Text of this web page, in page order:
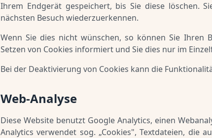
Ihrem Endgerät gespeichert, bis Sie diese löschen.
nächsten Besuch wiederzuerkennen.
Wenn Sie dies nicht wünschen, so können Sie Ihren
Setzen von Cookies informiert und Sie dies nur im
Bei der Deaktivierung von Cookies kann die
Web-Analyse
Diese Website benutzt Google Analytics, einen
Analytics verwendet sog. „Cookies", Textdateien, die